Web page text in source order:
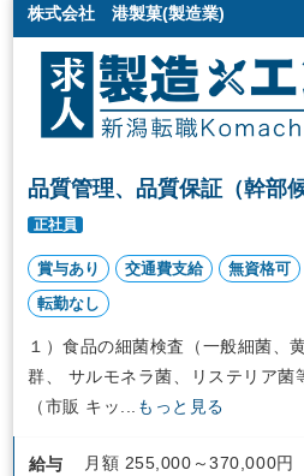
株式会社 港製菓(製造業)
品質管理、品質保証（幹部
正社員
賞与あり 交通費支給 無資格可
転勤なし
１）食品の細菌検査（一般細菌、
群、 サルモネラ菌、リステリア菌
（市販 キッ... もっと見る
給与
月額 255,000～370,000